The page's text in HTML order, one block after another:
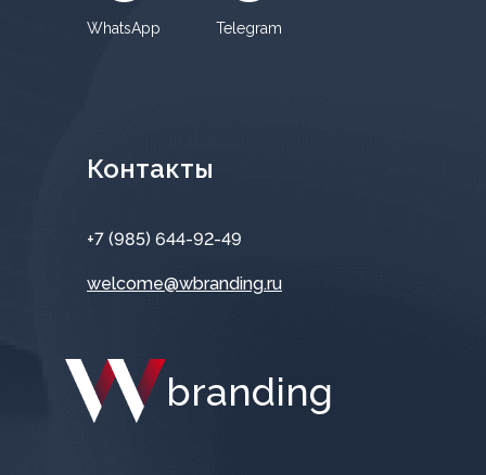
WhatsApp Telegram
Контакты
+7 (985) 644-92-49
welcome@wbranding.ru
branding